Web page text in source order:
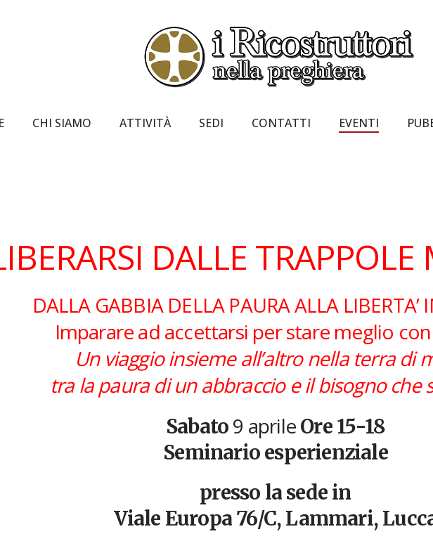
CHI SIAMO ATTIVITÀ SEDI CONTATTI EVENTI
DALLE
DALLA GABBIA DELLA PAURA ALLA LIBERTA’
Imparare ad accettarsi per stare meglio
Un viaggio insieme all’altro nella terra di
tra la paura di un abbraccio e il bisogno che
Sabato9 aprileOre 15-18
Seminario esperienziale
presso la sede in
Viale Europa 76/C, Lammari,